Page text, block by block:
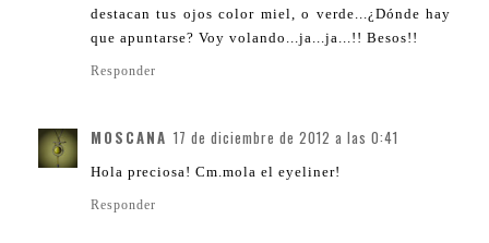
destacan tus ojos color miel, o verde...¿Dónde hay
que apuntarse? Voy volando...ja...ja...!! Besos!!
Responder
MOSCANA 17 de diciembre de 2012 a las 0:41
Hola preciosa! Cm.mola el eyeliner!
Responder